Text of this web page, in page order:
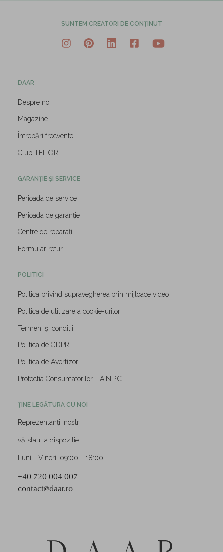
SUNTEM CREATORI DE CONȚINUT
DAAR
Despre noi
Magazine
Întrebări frecvente
Club TEILOR
GARANȚIE ȘI SERVICE
Perioada de service
Perioada de garanție
Centre de reparații
Formular retur
POLITICI
Politica privind supravegherea prin mijloace video
Politica de utilizare a cookie-urilor
Termeni și conditii
Politica de GDPR
Politica de Avertizori
Protectia Consumatorilor - A.N.P.C.
ȚINE LEGĂTURA CU NOI
Reprezentanții noștri
vă stau la dispozitie.
Luni - Vineri: 09:00 - 18:00
+40 720 004 007
contact@daar.ro